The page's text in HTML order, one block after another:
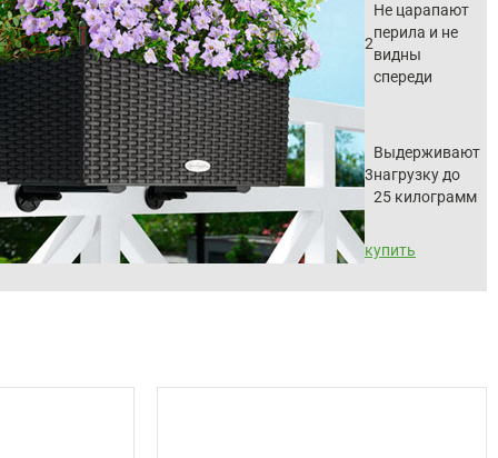
2
Не царапают
перила и не
видны
спереди
3
Выдерживают
нагрузку до
25 килограмм
купить